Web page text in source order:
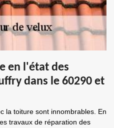
en l'état des
dans le 60290 et
la toiture sont innombrables. En
travaux de réparation des